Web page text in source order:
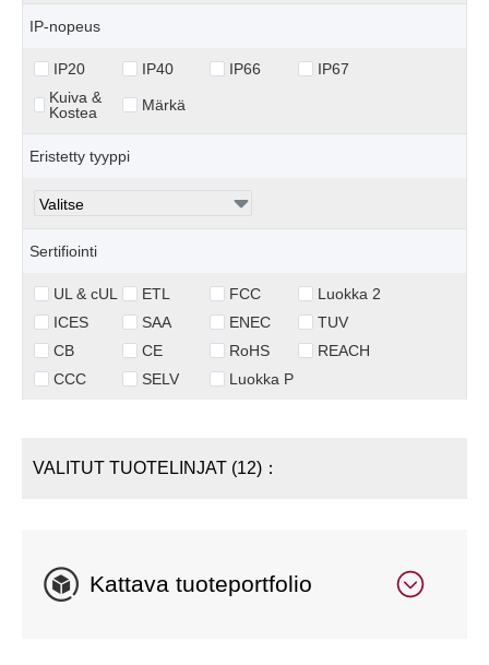
IP-nopeus
IP20 IP40 IP66
IP67
Kuiva &
Kostea
Märkä
Eristetty tyyppi
Sertifiointi
UL & cUL ETL FCC
Luokka 2
ICES
SAA ENEC
TUV
CB
CE RoHS
REACH
CCC
SELV Luokka P
VALITUT TUOTELINJAT (12)：
Kattava tuoteportfolio